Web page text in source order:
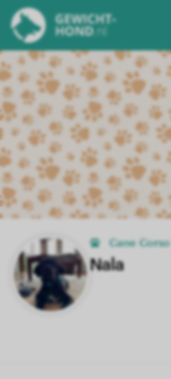
Cane Corso
Nala